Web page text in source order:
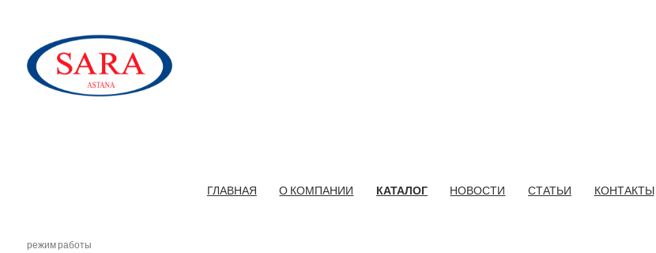
ГЛАВНАЯ О КОМПАНИИ КАТАЛОГ НОВОСТИ СТАТЬИ КОНТАКТЫ
режим работы